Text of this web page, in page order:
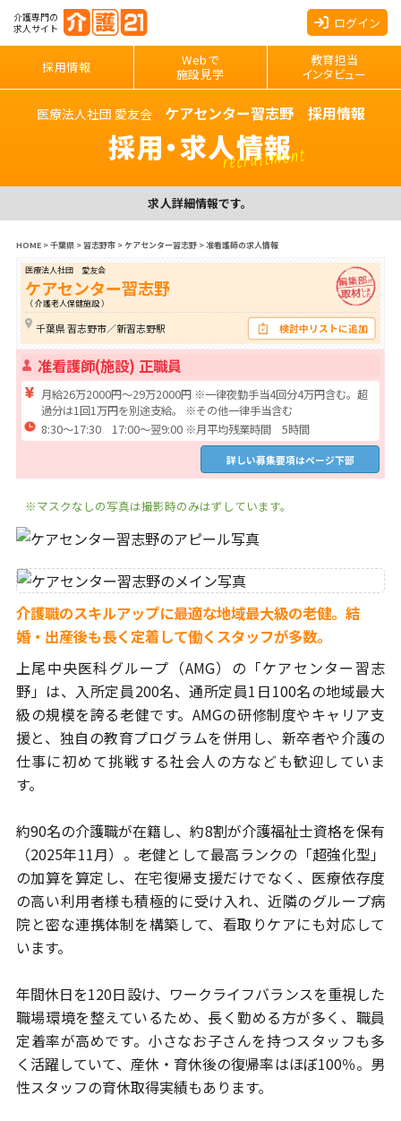
介護専門の
求人サイト
ログイン
採用情報
Webで
施設見学
教育担当
インタビュー
医療法人社団 愛友会 ケアセンター習志野 採用情報
採用・求人情報
recruitment
求人詳細情報です。
HOME>千葉県>習志野市>ケアセンター習志野>准看護師の求人情報
医療法人社団 愛友会
ケアセンター習志野
（ 介護老人保健施設 ）
千葉県 習志野市／新習志野駅 検討中リストに追加
准看護師(施設) 正職員
月給26万2000円～29万2000円 ※一律夜勤手当4回分4万円含む。超
過分は1回1万円を別途支給。 ※その他一律手当含む
8:30〜17:30 17:00〜翌9:00 ※月平均残業時間 5時間
詳しい募集要項はページ下部
※マスクなしの写真は撮影時のみはずしています。
介護職のスキルアップに最適な地域最大級の老健。 結
婚・出産後も長く定着して働くスタッフが多数。
上尾中央医科グループ（AMG）の「ケアセンター習志
野」は、 入所定員200名、通所定員1日100名の地域最大
級の規模を誇る老健です。 AMGの研修制度やキャリア支
援と、独自の教育プログラムを併用し、 新卒者や介護の
仕事に初めて挑戦する社会人の方なども歓迎していま
す。
約90名の介護職が在籍し、約8割が介護福祉士資格を保有
（2025年11月）。 老健として最高ランクの「超強化型」
の加算を算定し、在宅復帰支援だけでなく、医療依存度
の高い利用者様も積極的に受け入れ、近隣のグループ病
院 と密な連携体制を構築して、看取りケアにも対応して
います。
年間休日を120日設け、ワークライフバランスを重視した
職場環境を整えているため、長く勤める方が多く、職員
定着率が高めです。 小さなお子さんを持つスタッフも多
く活躍していて、産休・育休後の復帰率はほぼ100％。男
性スタッフの育休取得実績もあります。